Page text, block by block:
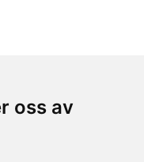
oss av